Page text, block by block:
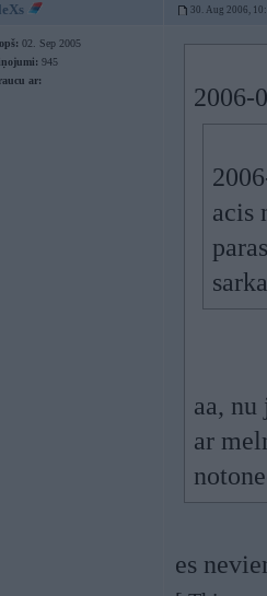
30. Aug 2006,
02. Sep 2005
945
ar:
2006-
acis
aa,
ar
es